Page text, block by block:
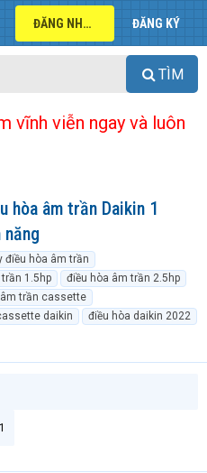
ĐĂNG NHẬP ĐĂNG KÝ
TÌM
vĩnh viễn ngay và luôn
hòa âm trần Daikin 1
điều hòa âm trần
1.5hp
điều hòa âm trần 2.5hp
trần cassette
daikin
điều hòa daikin 2022